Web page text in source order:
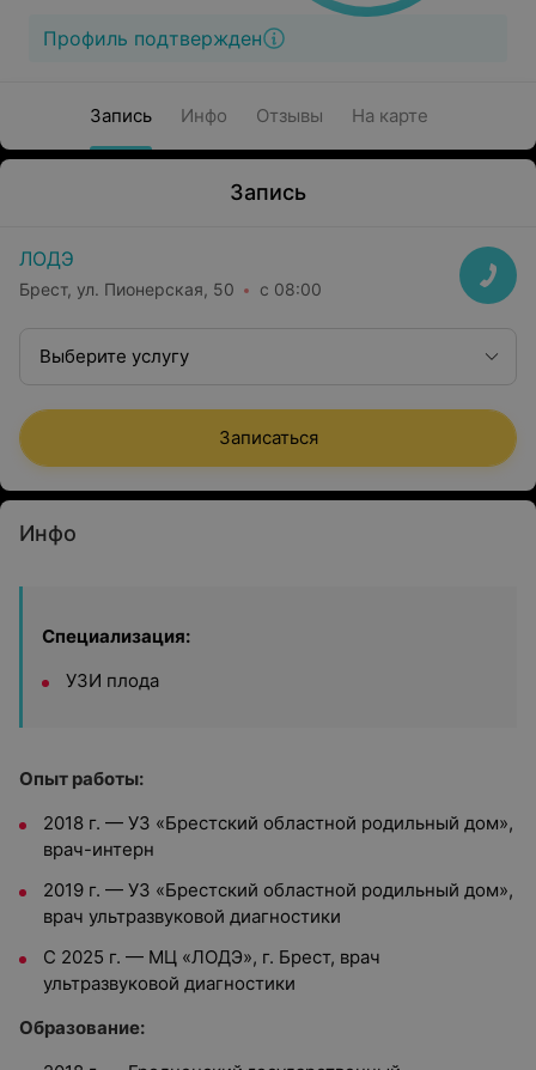
Профиль подтвержден
Запись Инфо Отзывы На карте
Запись
ЛОДЭ
Брест, ул. Пионерская, 50 с 08:00
Выберите услугу
Записаться
Инфо
Специализация:
УЗИ плода
Опыт работы:
2018 г. — УЗ «Брестский областной родильный дом»,
врач-интерн
2019 г. — УЗ «Брестский областной родильный дом»,
врач ультразвуковой диагностики
С 2025 г. — МЦ «ЛОДЭ», г. Брест, врач
ультразвуковой диагностики
Образование: